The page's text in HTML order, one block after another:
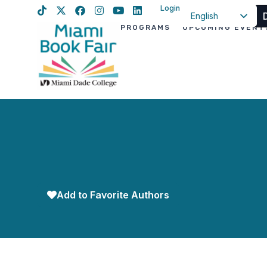
Login
English
PROGRAMS UPCOMING
Add to Favorite Authors